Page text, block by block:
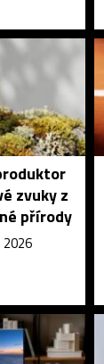
zvuky z
přírody
2026